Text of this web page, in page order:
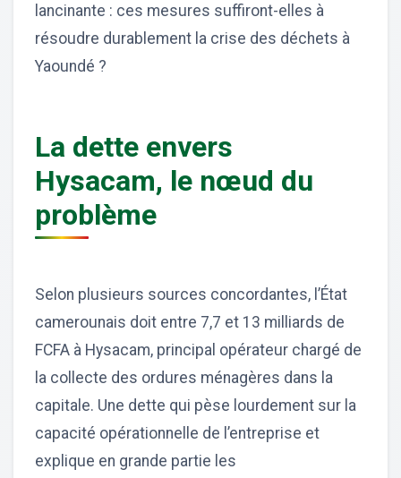
lancinante : ces mesures suffiront-elles à
résoudre durablement la crise des déchets à
Yaoundé ?
La dette envers
Hysacam, le nœud du
problème
Selon plusieurs sources concordantes, l’État
camerounais doit entre 7,7 et 13 milliards de
FCFA à Hysacam, principal opérateur chargé de
la collecte des ordures ménagères dans la
capitale. Une dette qui pèse lourdement sur la
capacité opérationnelle de l’entreprise et
explique en grande partie les